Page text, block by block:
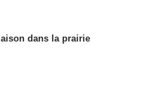
dans la prairie